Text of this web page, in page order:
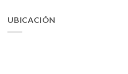
UBICACIÓN